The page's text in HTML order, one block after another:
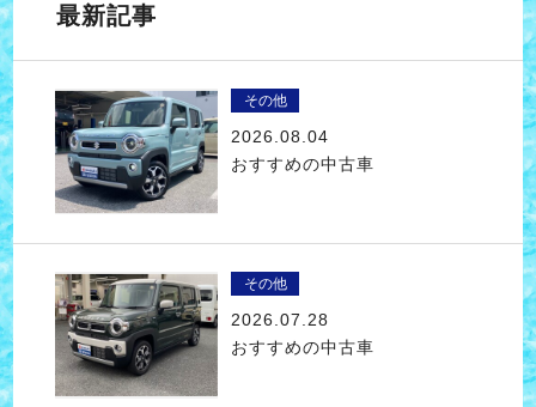
最新記事
その他
2026.08.04
おすすめの中古車
その他
2026.07.28
おすすめの中古車